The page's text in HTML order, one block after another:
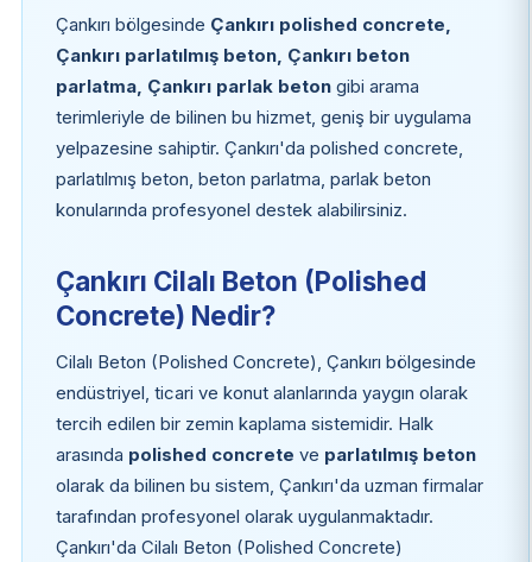
Çankırı bölgesinde Çankırı polished concrete,
Çankırı parlatılmış beton, Çankırı beton
parlatma, Çankırı parlak betongibi arama
terimleriyle de bilinen bu hizmet, geniş bir uygulama
yelpazesine sahiptir. Çankırı'da polished concrete,
parlatılmış beton, beton parlatma, parlak beton
konularında profesyonel destek alabilirsiniz.
Çankırı Cilalı Beton (Polished
Concrete) Nedir?
Cilalı Beton (Polished Concrete), Çankırı bölgesinde
endüstriyel, ticari ve konut alanlarında yaygın olarak
tercih edilen bir zemin kaplama sistemidir. Halk
arasında polished concrete ve parlatılmış beton
olarak da bilinen bu sistem, Çankırı'da uzman firmalar
tarafından profesyonel olarak uygulanmaktadır.
Çankırı'da Cilalı Beton (Polished Concrete)